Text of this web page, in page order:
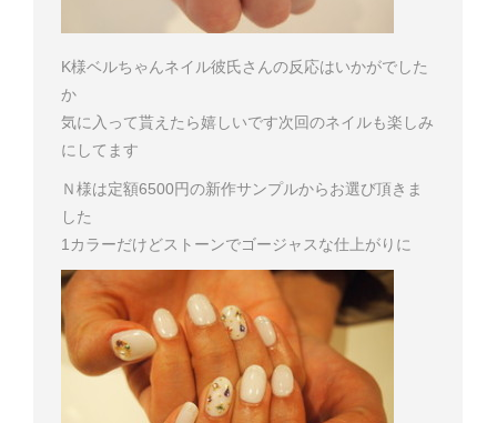
K様ベルちゃんネイル彼氏さんの反応はいかがでした
か
気に入って貰えたら嬉しいです次回のネイルも楽しみ
にしてます
Ｎ様は定額6500円の新作サンプルからお選び頂きま
した
1カラーだけどストーンでゴージャスな仕上がりに